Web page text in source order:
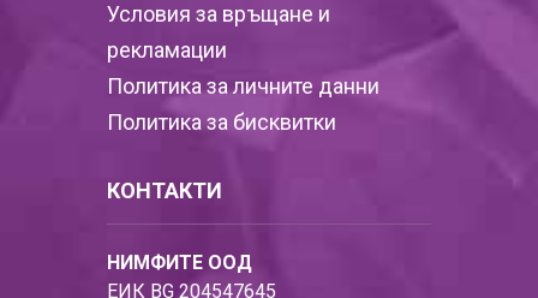
Условия за връщане и
рекламации
Политика за личните данни
Политика за бисквитки
КОНТАКТИ
НИМФИТЕ ООД
ЕИК BG 204547645